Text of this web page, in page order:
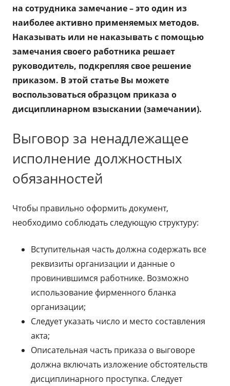
на сотрудника замечание – это один из
наиболее активно применяемых методов.
Наказывать или не наказывать с помощью
замечания своего работника решает
руководитель, подкрепляя свое решение
приказом. В этой статье Вы можете
воспользоваться образцом приказа о
дисциплинарном взыскании (замечании).
Выговор за ненадлежащее
исполнение должностных
обязанностей
Чтобы правильно оформить документ,
необходимо соблюдать следующую структуру:
Вступительная часть должна содержать все
реквизиты организации и данные о
провинившимся работнике. Возможно
использование фирменного бланка
организации;
Следует указать число и место составления
акта;
Описательная часть приказа о выговоре
должна включать изложение обстоятельств
дисциплинарного проступка. Следует